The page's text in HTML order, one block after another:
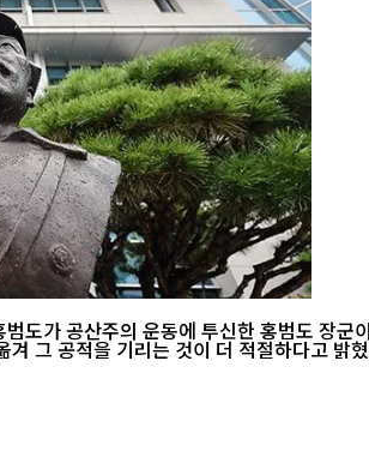
도가 공산주의 운동에 투신한 홍범도 장
공적을 기리는 것이 더 적절하다고 밝혔다.